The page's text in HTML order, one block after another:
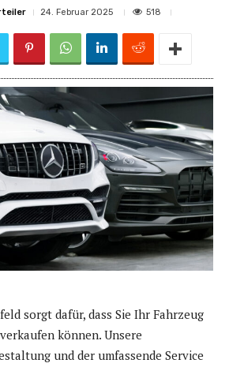
24. Februar 2025 518
sorgt dafür, dass Sie Ihr Fahrzeug
können. Unsere
und der umfassende Service